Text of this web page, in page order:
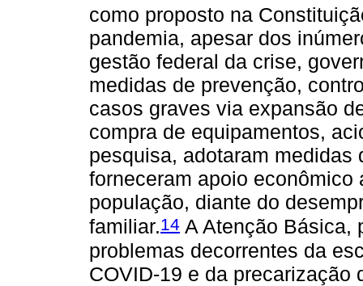
como proposto na
pandemia, apesar dos
gestão federal da crise,
medidas de prevenção,
casos graves via expansão
compra de equipamentos,
pesquisa, adotaram
forneceram apoio
população, diante do
familiar.14 A Atenção Básica,
problemas decorrentes da
COVID-19 e da precarização